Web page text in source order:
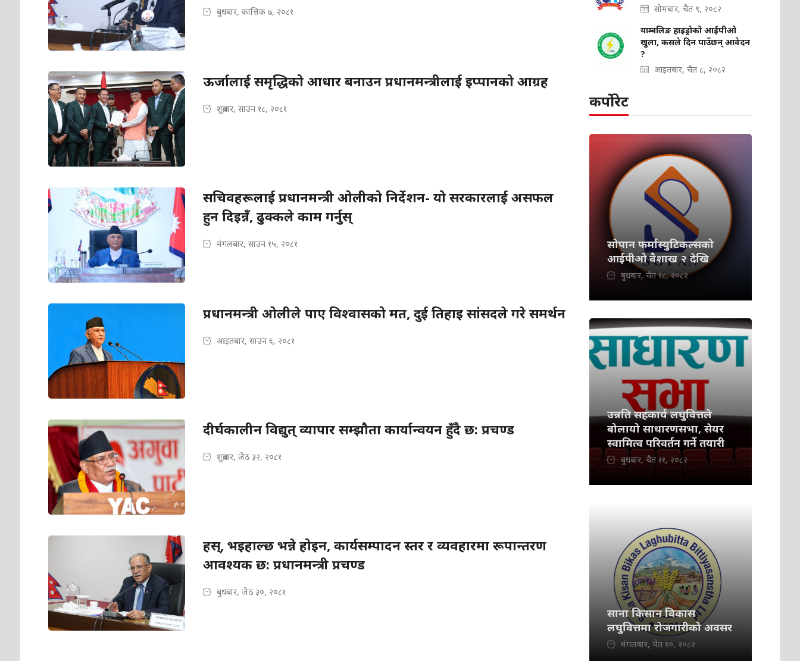
बुधबार, कात्तिक ७, २०८१
ऊर्जालाई समृद्धिको आधार बनाउन प्रधानमन्त्रीलाई इप्पानको आग्रह
शुक्रबार, साउन १८, २०८१
सचिवहरूलाई प्रधानमन्त्री ओलीको निर्देशन- यो सरकारलाई असफल
हुन दिइन्नँ, ढुक्कले काम गर्नुस्
मंगलबार, साउन १५, २०८१
प्रधानमन्त्री ओलीले पाए विश्वासको मत, दुई तिहाइ सांसदले गरे समर्थन
आइतबार, साउन ६, २०८१
दीर्घकालीन विद्युत् व्यापार सम्झौता कार्यान्वयन हुँदै छ: प्रचण्ड
शुक्रबार, जेठ ३२, २०८१
हस्, भइहाल्छ भन्ने होइन, कार्यसम्पादन स्तर र व्यवहारमा रूपान्तरण
आवश्यक छ: प्रधानमन्त्री प्रचण्ड
बुधबार, जेठ ३०, २०८१
सोमबार, चैत ९, २०८२
याम्बलिङ हाइड्रोको आईपीओ
खुला, कसले दिन पाउँछन् आवेदन
?
आइतबार, चैत ८, २०८२
कर्पोरेट
सोपान फर्मास्युटिकल्सको
आईपीओ वैशाख २ देखि
बुधबार, चैत १८, २०८२
उन्नति सहकार्य लघुवित्तले
बोलायो साधारणसभा, सेयर
स्वामित्व परिवर्तन गर्ने तयारी
बुधबार, चैत ११, २०८२
साना किसान विकास
लघुवित्तमा रोजगारीको अवसर
मंगलबार, चैत १०, २०८२